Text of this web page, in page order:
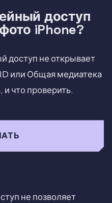
доступ
iPhone?
доступ не открывает
или Общая медиатека
и что проверить.
не позволяет